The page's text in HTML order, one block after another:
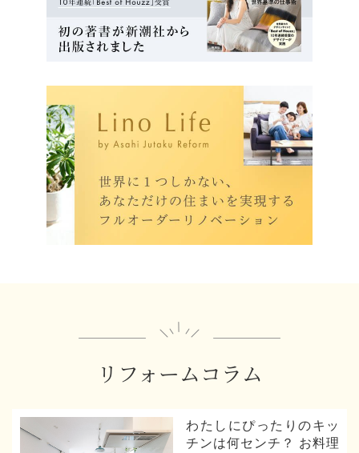
リフォームコラム
わたしにぴったりのキッ
チンは何センチ？ お料理